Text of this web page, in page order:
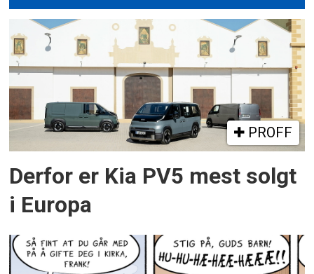
PROFF
Derfor er Kia PV5 mest solgt
i Europa